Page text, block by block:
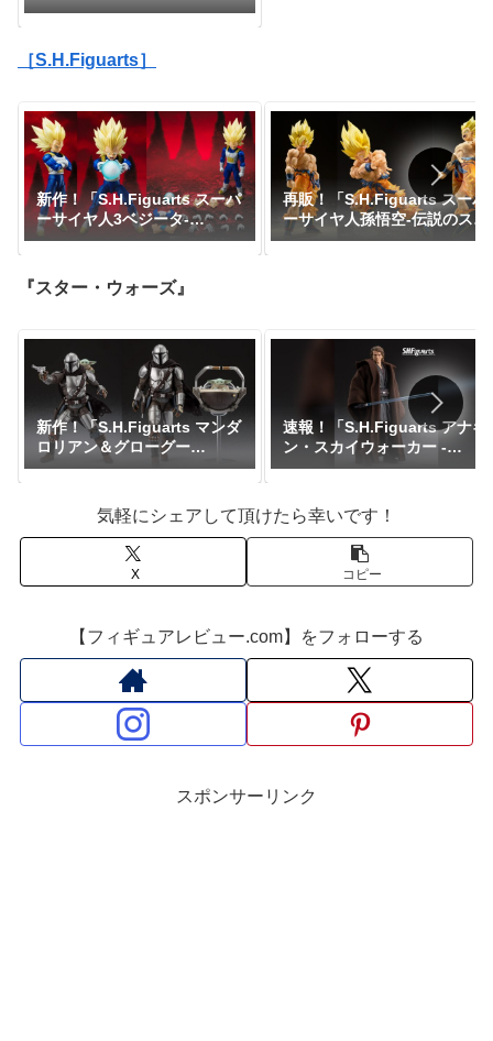
［S.H.Figuarts］
新作！「S.H.Figuarts スーパ
ーサイヤ人3ベジータ-
DAIMA-」がプレミアムバン
ボールDAIMA』｜定価8,800
円｜発売日2027年1月予定
再販！「S.H.Figuarts スーパ
ーサイヤ人孫悟空-伝説のスー
パーサイヤ人-」が一般販売で
『スター・ウォーズ』
新作！「S.H.Figuarts マンダ
ロリアン＆グローグー
（STAR WARS: The
Grogu）」が一般販売で予約
開始！『スター・ウォーズ』
｜定価15,950円｜発売日2026
速報！「S.H.Figuarts アナキ
ン・スカイウォーカー -
Classic Ver.- （STAR WARS:
魂ネイション2025にて参考展
示中！『スター・ウォーズ』
気軽にシェアして頂けたら幸いです！
X コピー
【フィギュアレビュー.com】をフォローする
スポンサーリンク